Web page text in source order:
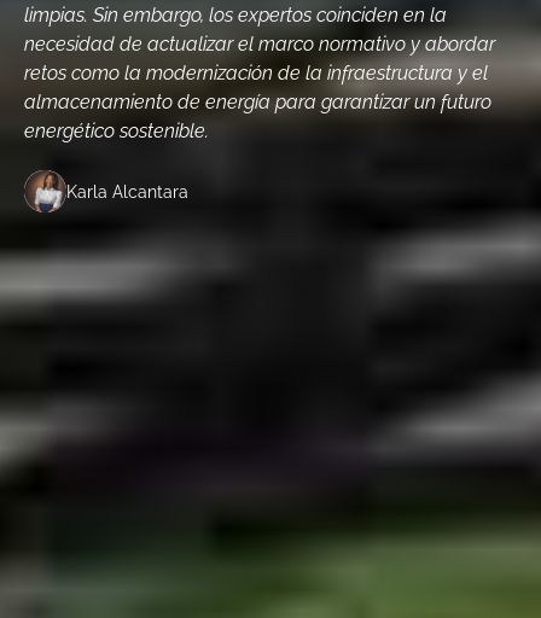
limpias. Sin embargo, los expertos coinciden en la
necesidad de actualizar el marco normativo y abordar
retos como la modernización de la infraestructura y el
almacenamiento de energía para garantizar un futuro
energético sostenible.
Karla Alcantara